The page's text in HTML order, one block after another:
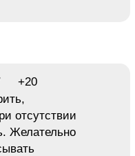
+20
отсутствии
Желательно